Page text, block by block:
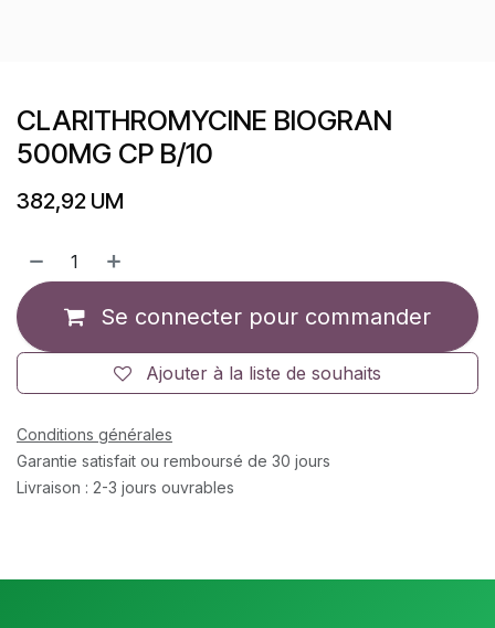
CLARITHROMYCINE BIOGRAN
500MG CP B/10
382,92 UM
Se connecter pour commander
Ajouter à la liste de souhaits
Conditions générales
Garantie satisfait ou remboursé de 30 jours
Livraison : 2-3 jours ouvrables